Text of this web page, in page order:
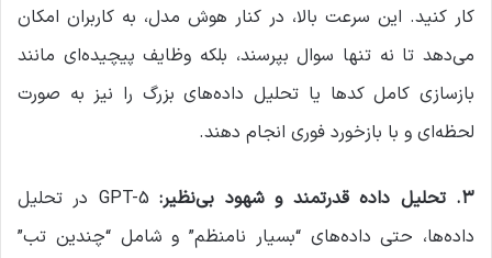
کار کنید. این سرعت بالا، در کنار هوش مدل، به کاربران امکان
می‌دهد تا نه تنها سوال بپرسند، بلکه وظایف پیچیده‌ای مانند
بازسازی کامل کدها یا تحلیل داده‌های بزرگ را نیز به صورت
لحظه‌ای و با بازخورد فوری انجام دهند.
۳.تحلیل داده قدرتمند و شهود بی‌نظیر:
GPT-5 در تحلیل
داده‌ها، حتی داده‌های “بسیار نامنظم” و شامل “چندین تب”